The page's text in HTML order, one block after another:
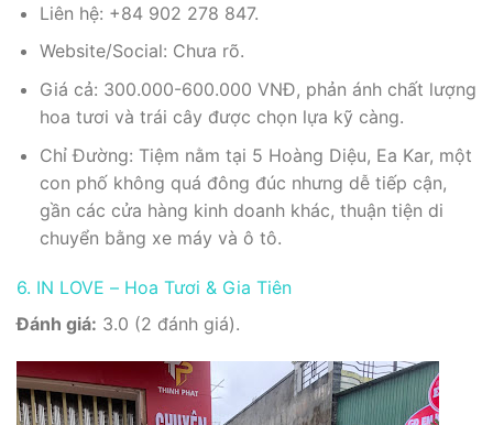
Liên hệ: +84 902 278 847.
Website/Social: Chưa rõ.
Giá cả: 300.000-600.000 VNĐ, phản ánh chất lượng
hoa tươi và trái cây được chọn lựa kỹ càng.
Chỉ Đường: Tiệm nằm tại 5 Hoàng Diệu, Ea Kar, một
con phố không quá đông đúc nhưng dễ tiếp cận,
gần các cửa hàng kinh doanh khác, thuận tiện di
chuyển bằng xe máy và ô tô.
6. IN LOVE – Hoa Tươi & Gia Tiên
Đánh giá: 3.0 (2 đánh giá).